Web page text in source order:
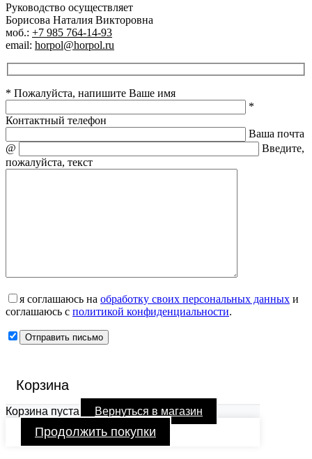
Руководство осуществляет
Борисова Наталия Викторовна
моб.: +7 985 764-14-93
email: horpol@horpol.ru
* Пожалуйста, напишите Ваше имя
*
Контактный телефон
Ваша почта
@
Введите,
пожалуйста, текст
я соглашаюсь на обработку своих персональных данных и
соглашаюсь с политикой конфиденциальности.
Корзина
Корзина пуста Вернуться в магазин
Продолжить покупки